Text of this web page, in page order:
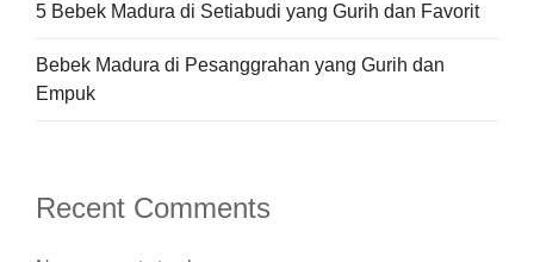
5 Bebek Madura di Setiabudi yang Gurih dan Favorit
Bebek Madura di Pesanggrahan yang Gurih dan
Empuk
Recent Comments